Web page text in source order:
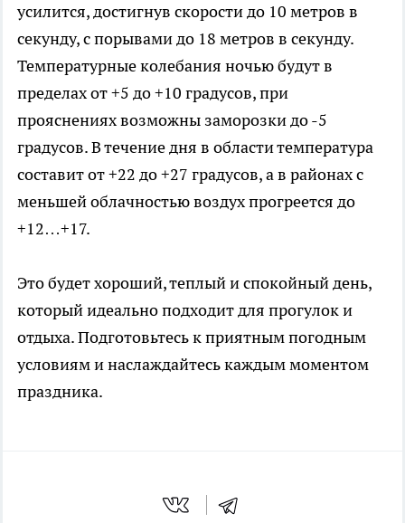
усилится, достигнув скорости до 10 метров в
секунду, с порывами до 18 метров в секунду.
Температурные колебания ночью будут в
пределах от +5 до +10 градусов, при
прояснениях возможны заморозки до -5
градусов. В течение дня в области температура
составит от +22 до +27 градусов, а в районах с
меньшей облачностью воздух прогреется до
+12…+17.
Это будет хороший, теплый и спокойный день,
который идеально подходит для прогулок и
отдыха. Подготовьтесь к приятным погодным
условиям и наслаждайтесь каждым моментом
праздника.